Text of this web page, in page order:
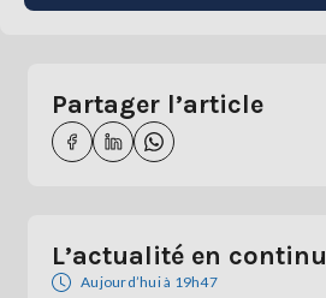
Partager l’article
L’actualité en continu
Aujourd’hui à 19h47